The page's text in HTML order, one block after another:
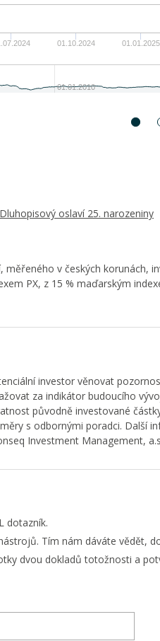
01.10.2024 01.01.2025
01.01.2010
oslaví 25. narozeniny
v českých
PX, z 15 % maďarským
investor věnovat
za indikátor budoucího
původně investované
s odbornými poradci. Další
Investment Management,
dotazník.
Tím nám dáváte vědět,
dvou dokladů totožnosti a